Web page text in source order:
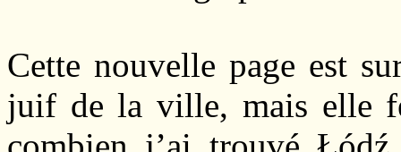
Cette nouvelle page est
juif de la ville, mais elle